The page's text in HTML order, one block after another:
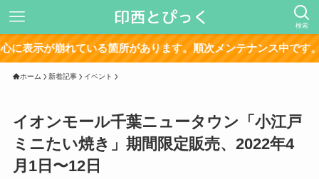
検索
ている箇所があります。順次メンテナンス中です。
ホーム 新着記事 イベント
イオンモール千葉ニュータウン「小江戸
ミニたい焼き」期間限定販売、2022年4
月1日〜12日